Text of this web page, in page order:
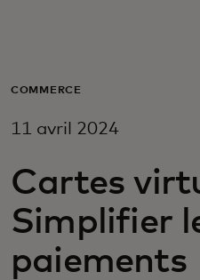
Pour les
Pour les
Actualités et
COMMERCE
11 avril 2024
Cartes
Simplifier
paiements